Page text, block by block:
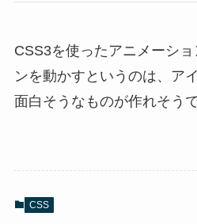
CSS3を使ったアニメーシ
ンを動かすというのは、ア
面白そうなものが作れそうで
CSS